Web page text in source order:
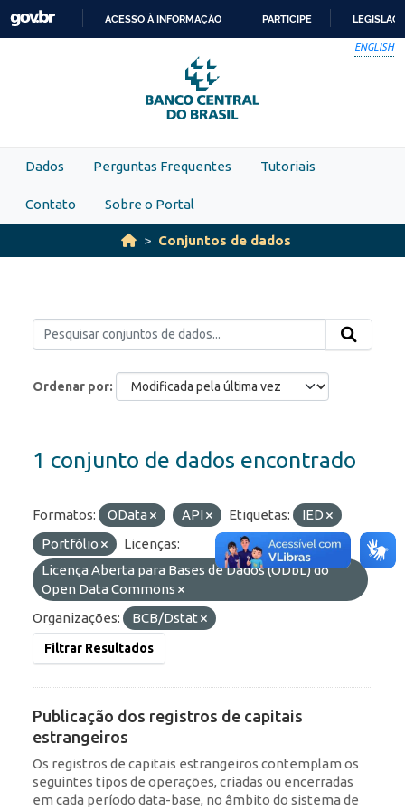
Skip to main content
PARA
O
CONTEÚDO
ACESSO À INFORMAÇÃO PARTICIPE
ENGLISH
Dados Perguntas Frequentes Tutoriais
Contato Sobre o Portal
Conjuntos de dados
Ordenar por
1 conjunto de dados encontrado
Formatos: OData API Etiquetas:
IED
Portfólio
Licenças:
Licença Aberta para Bases de Dados (ODbL) do
Open Data Commons
Organizações:
BCB/Dstat
Filtrar Resultados
Publicação dos registros de capitais
estrangeiros
Os registros de capitais estrangeiros contemplam os
seguintes tipos de operações, criadas ou encerradas
em cada período data-base, no âmbito do sistema de